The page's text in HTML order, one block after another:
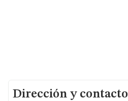
Dirección y contacto